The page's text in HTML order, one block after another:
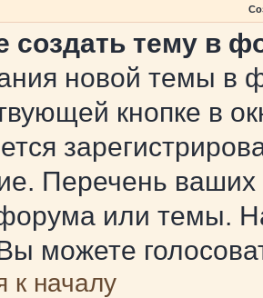
создать тему в
новой темы в
кнопке в
Перечень ваших
или темы.
можете
к началу